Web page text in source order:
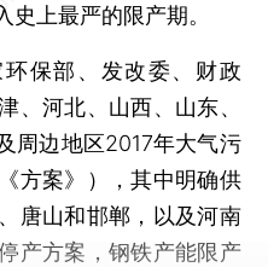
上最严的限产期。
保部、发改委、财政
、河北、山西、山东、
周边地区2017年大气污
方案》），其中明确供
唐山和邯郸，以及河南
产方案，钢铁产能限产